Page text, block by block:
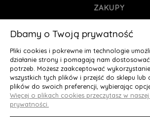
ZAKUPY
INFORMACJE
MOJE KONTO
O NAS
Deluxury.pl
Dbamy o Twoją prywatność
Pliki cookies i pokrewne im technologie
działanie strony i pomagają nam
potrzeb. Możesz zaakceptować
wszystkich tych plików i przejść do sklepu lub
plików do swoich preferencji, wybierając
Więcej o plikach cookies przeczytasz w
prywatności.